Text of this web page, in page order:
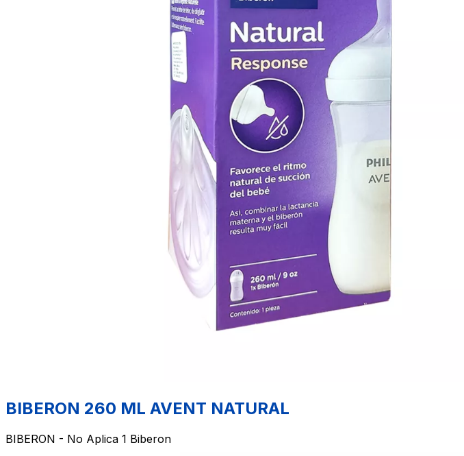
BIBERON 260 ML AVENT NATURAL
BIBERON - No Aplica 1 Biberon